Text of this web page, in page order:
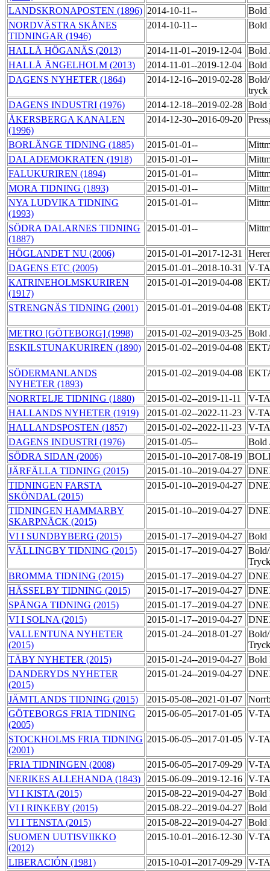
LANDSKRONAPOSTEN (1896) 2014-10-11--
Bold
NORDVÄSTRA SKÅNES
TIDNINGAR (1946)
2014-10-11-- Bold
HALLÅ HÖGANÄS (2013) 2014-11-01--2019-12-04
Bold
HALLÅ ÄNGELHOLM (2013)
2014-11-01--2019-12-04
Bold
DAGENS NYHETER (1864)
2014-12-16--2019-02-28 Bold/
tryck
DAGENS INDUSTRI (1976)
2014-12-18--2019-02-28 Bold
ÅKERSBERGA KANALEN
(1996)
2014-12-30--2016-09-20
BORLÄNGE TIDNING (1885) 2015-01-01--
DALADEMOKRATEN (1918)
2015-01-01--
FALUKURIREN (1894)
2015-01-01--
MORA TIDNING (1893)
2015-01-01--
NYA LUDVIKA TIDNING
(1993)
2015-01-01--
SÖDRA DALARNES TIDNING
(1887)
2015-01-01--
HÖGLANDET NU (2006) 2015-01-01--2017-12-31
DAGENS ETC (2005)
2015-01-01--2018-10-31
V-
KATRINEHOLMSKURIREN
(1917)
2015-01-01--2019-04-08
STRENGNÄS TIDNING (2001) 2015-01-01--2019-04-08
METRO [GÖTEBORG] (1998) 2015-01-02--2019-03-25
ESKILSTUNAKURIREN (1890)
2015-01-02--2019-04-08
SÖDERMANLANDS
NYHETER (1893)
2015-01-02--2019-04-08
NORRTELJE TIDNING (1880) 2015-01-02--2019-11-11
V-
HALLANDS NYHETER (1919)
2015-01-02--2022-11-23
V-
HALLANDSPOSTEN (1857)
2015-01-02--2022-11-23
V-
DAGENS INDUSTRI (1976)
2015-01-05--
SÖDRA SIDAN (2006)
2015-01-10--2017-08-19
JÄRFÄLLA TIDNING (2015)
2015-01-10--2019-04-27
TIDNINGEN FARSTA
SKÖNDAL (2015)
2015-01-10--2019-04-27
TIDNINGEN HAMMARBY
SKARPNÄCK (2015)
2015-01-10--2019-04-27
VI I SUNDBYBERG (2015) 2015-01-17--2019-04-27 Bold
VÄLLINGBY TIDNING (2015)
2015-01-17--2019-04-27
BROMMA TIDNING (2015)
2015-01-17--2019-04-27
HÄSSELBY TIDNING (2015)
2015-01-17--2019-04-27
SPÅNGA TIDNING (2015)
2015-01-17--2019-04-27
VI I SOLNA (2015)
2015-01-17--2019-04-27
VALLENTUNA NYHETER
(2015)
2015-01-24--2018-01-27
TÄBY NYHETER (2015)
2015-01-24--2019-04-27 Bold
DANDERYDS NYHETER
(2015)
2015-01-24--2019-04-27
JÄMTLANDS TIDNING (2015) 2015-05-08--2021-01-07
GÖTEBORGS FRIA TIDNING
(2005)
2015-06-05--2017-01-05 V-
STOCKHOLMS FRIA TIDNING
(2001)
2015-06-05--2017-01-05 V-
FRIA TIDNINGEN (2008) 2015-06-05--2017-09-29 V-
NERIKES ALLEHANDA (1843)
2015-06-09--2019-12-16 V-
VI I KISTA (2015)
2015-08-22--2019-04-27 Bold
VI I RINKEBY (2015)
2015-08-22--2019-04-27 Bold
VI I TENSTA (2015)
2015-08-22--2019-04-27 Bold
SUOMEN UUTISVIIKKO
(2012)
2015-10-01--2016-12-30 V-
LIBERACIÓN (1981) 2015-10-01--2017-09-29 V-